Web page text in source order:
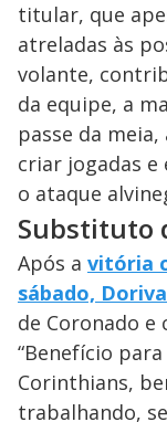
titular, que
atreladas às
volante,
da equipe, a
passe da
criar jogadas e
o ataque
Substituto
Após a vitória
sábado,
de Coronado e
“Benefício
Corinthians,
trabalhando,